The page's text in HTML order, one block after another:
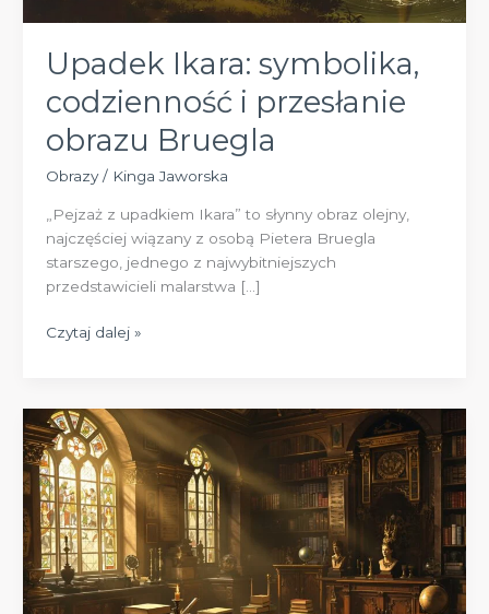
Upadek Ikara: symbolika,
codzienność i przesłanie
obrazu Bruegla
Obrazy/ Kinga Jaworska
„Pejzaż z upadkiem Ikara” to słynny obraz olejny,
najczęściej wiązany z osobą Pietera Bruegla
starszego, jednego z najwybitniejszych
przedstawicieli malarstwa […]
Upadek
i
przesłanie
obrazu
Bruegla
Czytaj dalej »